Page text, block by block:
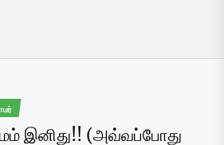
இனிது!! (அவ்வப்போது